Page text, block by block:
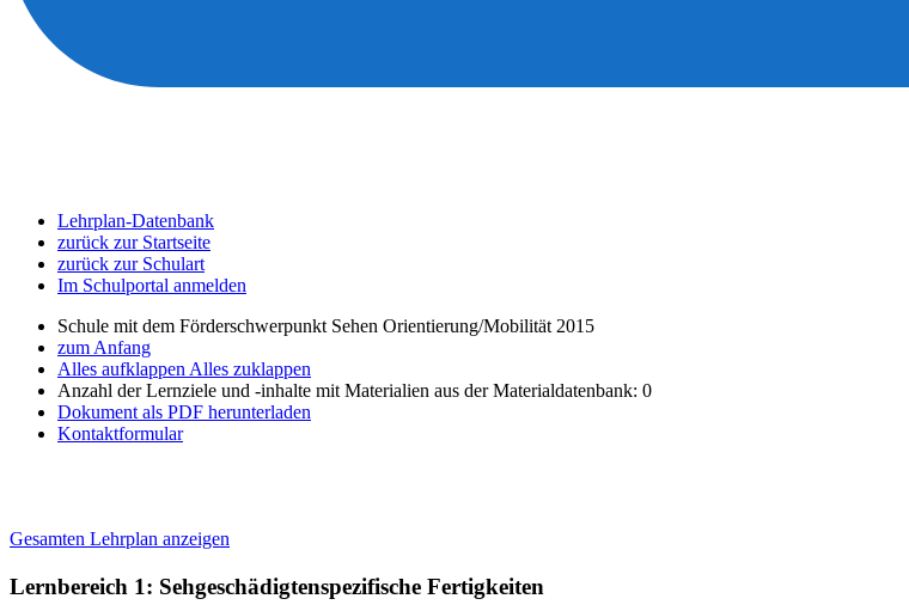
Lehrplan-Datenbank
zurück zur Startseite
zurück zur Schulart
Im Schulportal anmelden
Schule mit dem Förderschwerpunkt Sehen Orientierung/Mobilität 2015
zum Anfang
Alles aufklappen Alles zuklappen
Anzahl der Lernziele und -inhalte mit Materialien aus der Materialdatenbank: 0
Dokument als PDF herunterladen
Kontaktformular
Gesamten Lehrplan anzeigen
Lernbereich 1: Sehgeschädigtenspezifische Fertigkeiten